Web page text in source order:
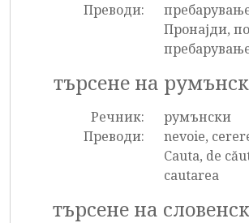
Преводи:
Пронајди,
търсене на
Речник:
румънски
Преводи:
nevoie,
Cauta, de
cautarea
търсене на